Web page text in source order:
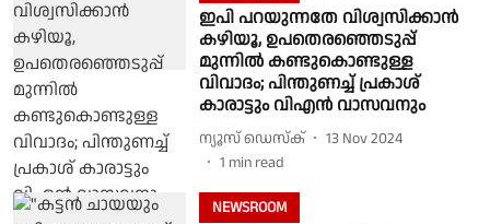
ഇപി പറയുന്നതേ വിശ്വസിക്കാന്‍
കഴിയൂ, ഉപതെരഞ്ഞെടുപ്പ്
മുന്നില്‍ കണ്ടുകൊണ്ടുള്ള
വിവാദം; പിന്തുണച്ച് പ്രകാശ്
കാരാട്ടും വിഎന്‍ വാസവനും
ന്യൂസ് ഡെസ്ക്
13 Nov 2024
1 min read
NEWSROOM